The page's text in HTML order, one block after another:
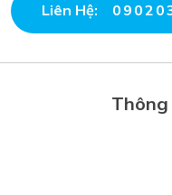
Liên Hệ:
Thông